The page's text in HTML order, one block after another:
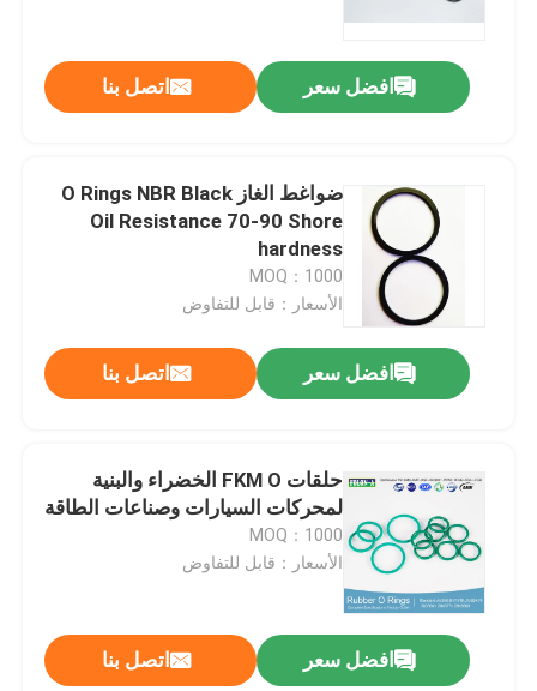
منزل
افضل سعر اتصل بنا
ضواغط الغاز O Rings NBR Black
Oil Resistance 70-90 Shore
hardness
MOQ：1000
الأسعار：قابل للتفاوض
افضل سعر اتصل بنا
حلقات FKM O الخضراء والبنية
لمحركات السيارات وصناعات الطاقة
MOQ：1000
الأسعار：قابل للتفاوض
افضل سعر اتصل بنا